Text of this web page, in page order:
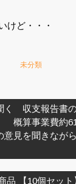
けど・・・
未分類
く 収支報告書
概算事業費約
意見を聞きなが
品 【10個セッ